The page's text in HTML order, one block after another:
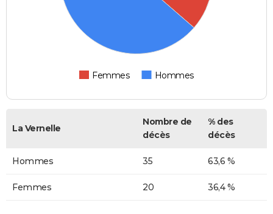
Femmes Hommes
La Vernelle
Nombre de
décès
% des
décès
Hommes 35 63,6 %
Femmes 20 36,4 %